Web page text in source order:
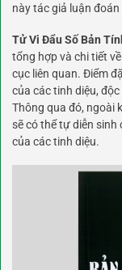
này tác giả luận
Tử Vi Đẩu Số Bản
tổng hợp và chi tiết
cục liên quan. Điểm
của các tinh diệu,
Thông qua đó, ngoài
sẽ có thể tự diễn sinh
của các tinh diệu.